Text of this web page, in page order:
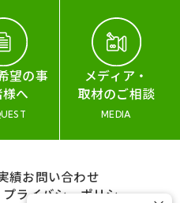
望の事
へ
メディア・
取材のご相談
MEDIA
績お問い合わせ
プライバシーポリシー